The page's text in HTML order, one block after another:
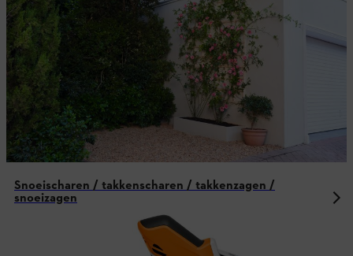
Snoeischaren / takkenscharen / takkenzagen /
snoeizagen